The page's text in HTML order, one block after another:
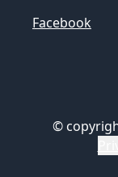
Facebook
©